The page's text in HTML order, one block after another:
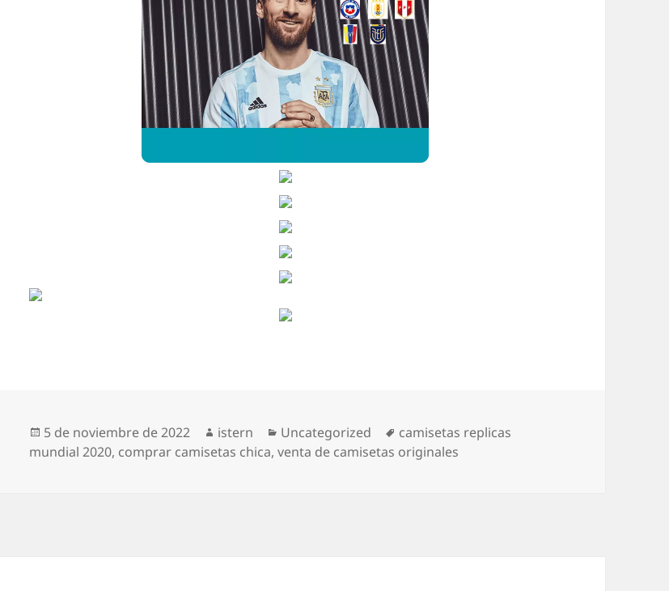
Publicado
el
5 de noviembre de 2022 Autor
istern Categorías
Uncategorized Etiquetas
camisetas replicas
mundial 2020, comprar camisetas chica,venta de camisetas originales